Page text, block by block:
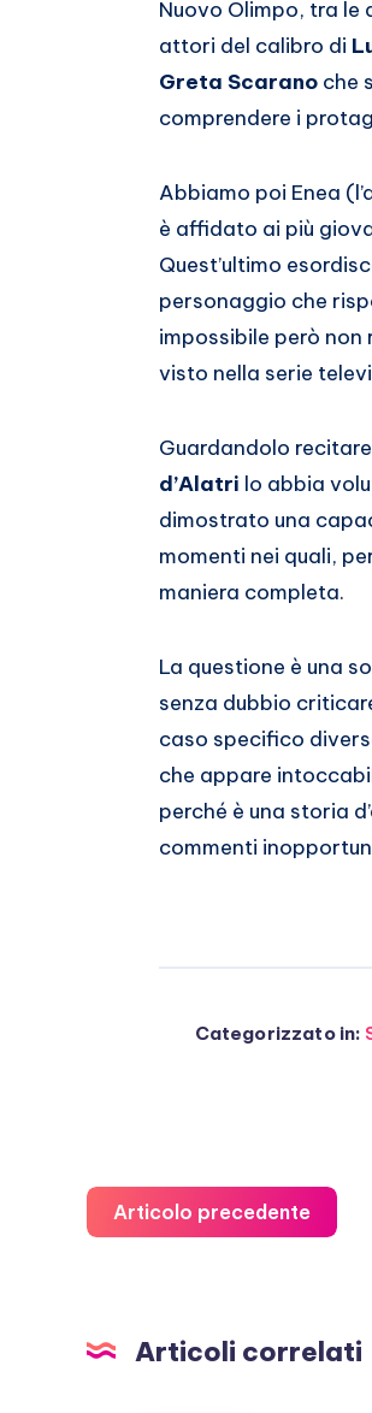
Nuovo Olimpo, tra
attori del calibro di
Greta Scarano che
comprendere i
Abbiamo poi Enea
è affidato ai più
Quest’ultimo
personaggio che
impossibile però
visto nella serie
Guardandolo
d’Alatri lo abbia
dimostrato una
momenti nei quali,
maniera completa.
La questione è una
senza dubbio
caso specifico
che appare
perché è una storia
commenti
Categorizzato in:
Articolo precedente
Articoli correlati